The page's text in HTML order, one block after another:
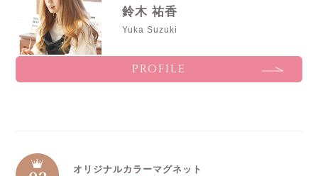
鈴木 祐香
Yuka Suzuki
PROFILE
オリジナルカラーマグネット